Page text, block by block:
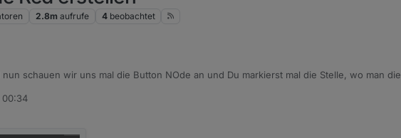
2.8m aufrufe 4 beobachtet
nun schauen wir uns mal die Button NOde an und Du markierst mal die Stelle, wo man die
00:34